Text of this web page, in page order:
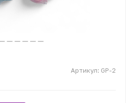
Артикул: GP-2